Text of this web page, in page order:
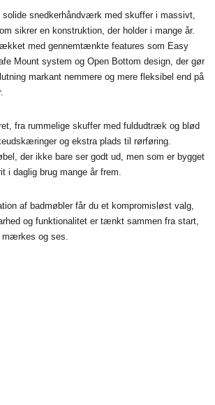
solide snedkerhåndværk med skuffer i massivt,
sikrer en konstruktion, der holder i mange år.
med gennemtænkte features som Easy
Mount system og Open Bottom design, der gør
markant nemmere og mere fleksibel end på
fra rummelige skuffer med fuldudtræk og blød
og ekstra plads til rørføring.
der ikke bare ser godt ud, men som er bygget
i daglig brug mange år frem.
af badmøbler får du et kompromisløst valg,
og funktionalitet er tænkt sammen fra start,
mærkes og ses.